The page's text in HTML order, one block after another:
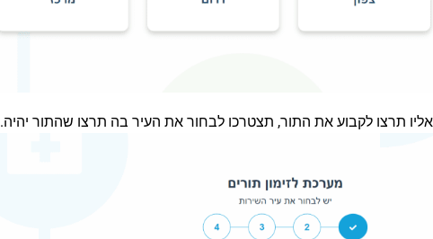
תרצו לקבוע את התור, תצטרכו לבחור את העיר בה תרצו שהתור יהיה.